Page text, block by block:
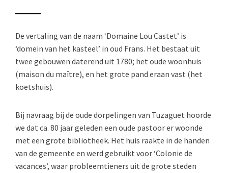
De vertaling van de naam ‘Domaine Lou Castet’ is
‘domein van het kasteel’ in oud Frans. Het bestaat uit
twee gebouwen daterend uit 1780; het oude woonhuis
(maison du maître), en het grote pand eraan vast (het
koetshuis).
Bij navraag bij de oude dorpelingen van Tuzaguet hoorde
we dat ca. 80 jaar geleden een oude pastoor er woonde
met een grote bibliotheek. Het huis raakte in de handen
van de gemeente en werd gebruikt voor ‘Colonie de
vacances’, waar probleemtieners uit de grote steden